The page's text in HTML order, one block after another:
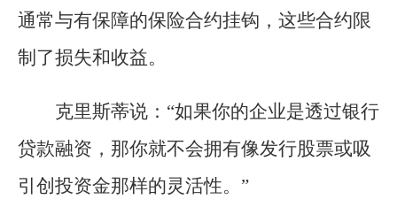
通常与有保障的保险合约挂钩，这些合约限
制了损失和收益。
克里斯蒂说：“如果你的企业是透过银行
贷款融资，那你就不会拥有像发行股票或吸
引创投资金那样的灵活性。”